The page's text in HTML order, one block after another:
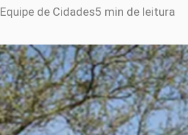
Equipe de Cidades5 min de leitura